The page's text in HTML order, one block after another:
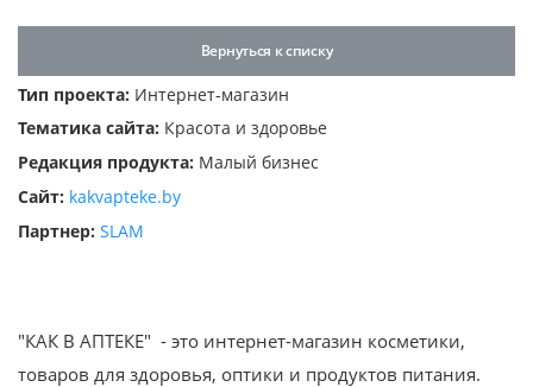
компьютере
Забыли свой пароль?
Вернуться к списку
Тип проекта: Интернет-магазин
Тематика сайта: Красота и здоровье
Редакция продукта: Малый бизнес
Сайт: kakvapteke.by
Партнер: SLAM
"КАК В АПТЕКЕ" - это интернет-магазин косметики,
товаров для здоровья, оптики и продуктов питания.